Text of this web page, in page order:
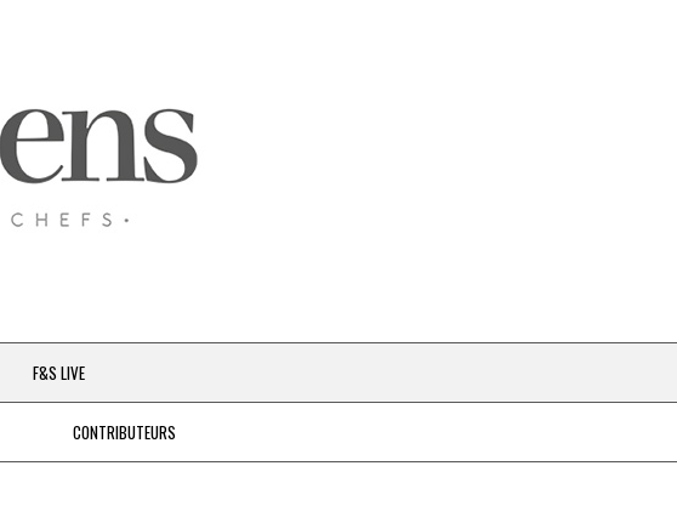
F&S LIVE
CONTRIBUTEURS